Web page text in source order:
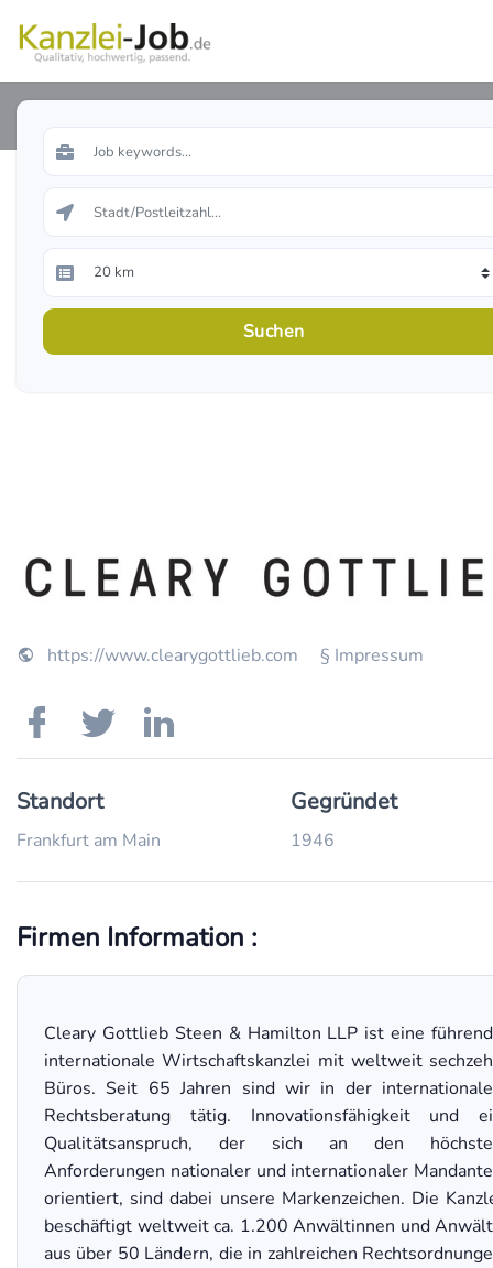
https://www.clearygottlieb.com § Impressum
Standort
Frankfurt am Main
Gegründet
1946
Firmen Information :
Cleary Gottlieb Steen & Hamilton LLP ist eine
internationale Wirtschaftskanzlei mit weltweit
Büros. Seit 65 Jahren sind wir in der
Rechtsberatung tätig. Innovationsfähigkeit und
Qualitätsanspruch, der sich an den
Anforderungen nationaler und internationaler
orientiert, sind dabei unsere Markenzeichen. Die
beschäftigt weltweit ca. 1.200 Anwältinnen und
aus über 50 Ländern, die in zahlreichen